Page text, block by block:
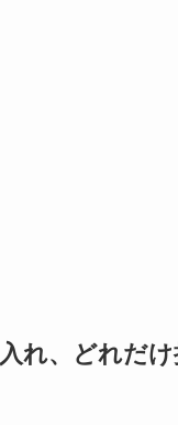
れ、どれだけ